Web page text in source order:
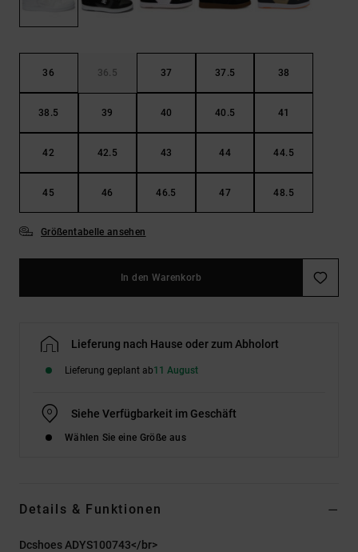
36 36.5 37 37.5 38
38.5 39 40 40.5 41
42 42.5 43 44 44.5
45 46 46.5 47 48.5
Größentabelle ansehen
In den Warenkorb
Lieferung nach Hause oder zum Abholort
Lieferung geplant ab11 August
Siehe Verfügbarkeit im Geschäft
Wählen Sie eine Größe aus
Details & Funktionen
Dcshoes ADYS100743</br>